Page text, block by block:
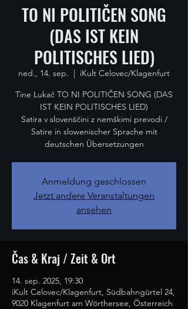
TO NI POLITIČEN SONG
(DAS IST KEIN
POLITISCHES LIED)
ned., 14. sep.
  |
iKult Celovec/Klagenfurt
Tine Lukač TO NI POLITIČEN SONG (DAS
IST KEIN POLITISCHES LIED)
Satira v slovenščini z nemškimi prevodi /
Satire in slowenischer Sprache mit
deutschen Übersetzungen
Anmeldung geschlossen
Jetzt andere Veranstaltungen
ansehen
Čas & Kraj / Zeit & Ort
14. sep. 2025, 19:30
iKult Celovec/Klagenfurt, Südbahngürtel 24,
9020 Klagenfurt am Wörthersee, Österreich